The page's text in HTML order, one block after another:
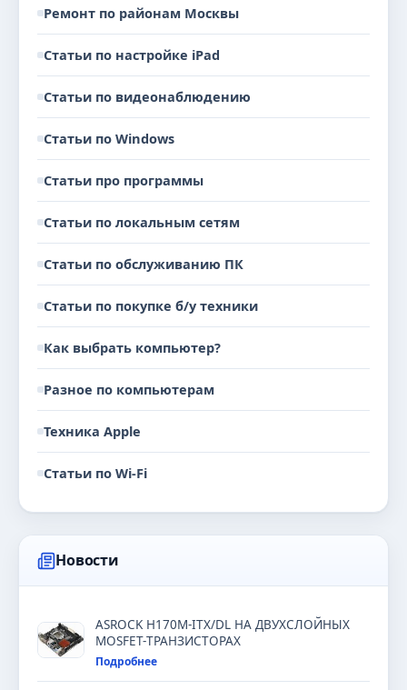
Ремонт по районам Москвы
Статьи по настройке iPad
Статьи по видеонаблюдению
Статьи по Windows
Статьи про программы
Статьи по локальным сетям
Статьи по обслуживанию ПК
Статьи по покупке б/у техники
Как выбрать компьютер?
Разное по компьютерам
Техника Apple
Статьи по Wi-Fi
Новости
ASROCK H170M-ITX/DL НА ДВУХСЛОЙНЫХ
MOSFET-ТРАНЗИСТОРАХ
Подробнее